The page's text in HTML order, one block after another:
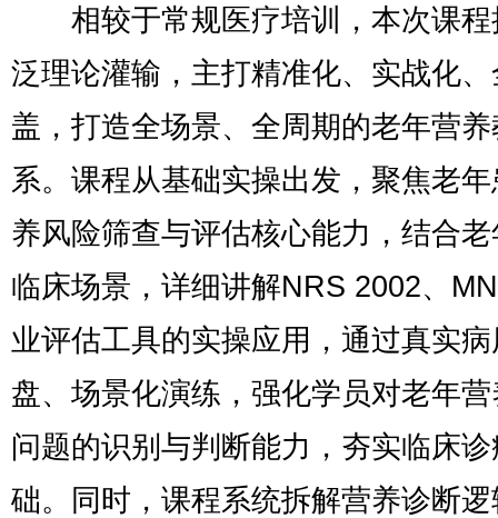
相较于常规医疗培训，本次课程
泛理论灌输，主打精准化、实战化
盖，打造全场景、全周期的老年营
系。课程从基础实操出发，聚焦老
养风险筛查与评估核心能力，结合
临床场景，详细讲解NRS 2002、
业评估工具的实操应用，通过真实
盘、场景化演练，强化学员对老年
问题的识别与判断能力，夯实临床
础。同时，课程系统拆解营养诊断